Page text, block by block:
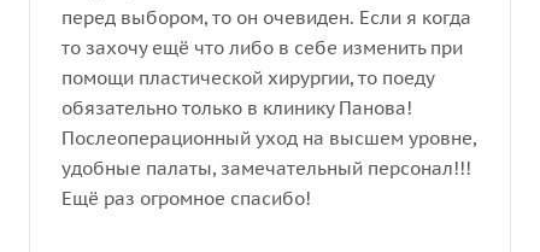
перед выбором, то он очевиден. Если я когда
то захочу ещё что либо в себе изменить при
помощи пластической хирургии, то поеду
обязательно только в клинику Панова!
Послеоперационный уход на высшем уровне,
удобные палаты, замечательный персонал!!!
Ещё раз огромное спасибо!